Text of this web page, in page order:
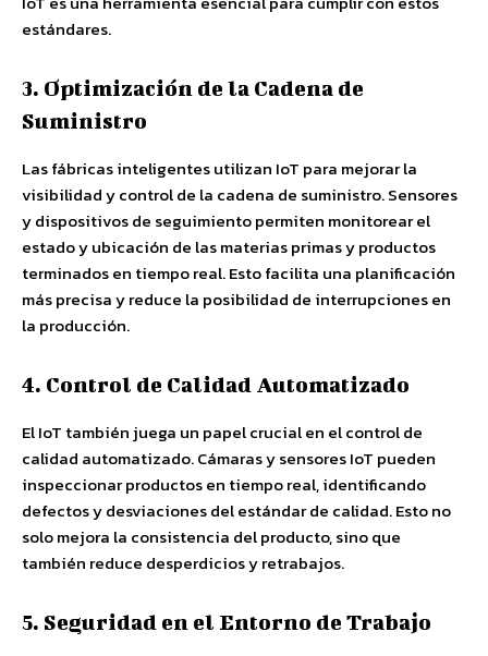
estándares.
3. Optimización de la Cadena de
Suministro
Las fábricas inteligentes utilizan IoT para mejorar la
visibilidad y control de la cadena de suministro. Sensores
y dispositivos de seguimiento permiten monitorear el
estado y ubicación de las materias primas y productos
terminados en tiempo real. Esto facilita una planificación
más precisa y reduce la posibilidad de interrupciones en
la producción.
4. Control de Calidad Automatizado
El IoT también juega un papel crucial en el control de
calidad automatizado. Cámaras y sensores IoT pueden
inspeccionar productos en tiempo real, identificando
defectos y desviaciones del estándar de calidad. Esto no
solo mejora la consistencia del producto, sino que
también reduce desperdicios y retrabajos.
5. Seguridad en el Entorno de Trabajo